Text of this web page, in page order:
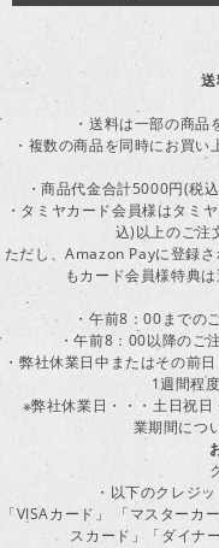
・送料は一部の商品
・複数の商品を同時にお買
・商品代金合計5000円(税
・タミヤカード会員様はタミ
込)以上のご注
ただし、Amazon Payに登録
もカード会員様特典
・午前8：00までの
・午前8：00以降のご
・弊社休業日中またはその前
1週間程
※弊社休業日・・・土日祝日
業期間につ
・以下のクレジ
「VISAカード」 「マスターカ
スカード」「ダイナ